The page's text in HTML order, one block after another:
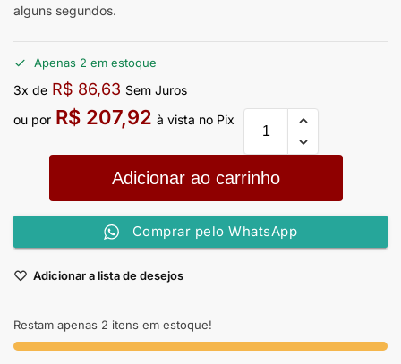
alguns segundos.
Apenas 2 em estoque
3x de R$ 86,63 Sem Juros
ou por R$ 207,92 à vista no Pix
Adicionar ao carrinho
Comprar pelo WhatsApp
Adicionar a lista de desejos
Restam apenas 2 itens em estoque!